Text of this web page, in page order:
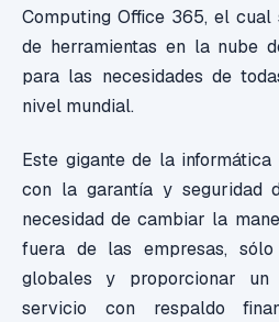
Computing Office 365, el
de herramientas en la nube
para las necesidades de
nivel mundial.
Este gigante de la
con la garantía y seguridad
necesidad de cambiar la
fuera de las empresas,
globales y proporcionar
servicio con respaldo